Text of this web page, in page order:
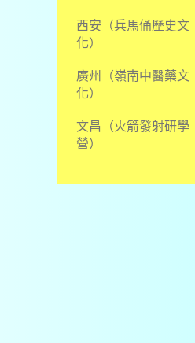
西安（兵馬俑歷史文
化）
廣州（嶺南中醫藥文
化）
文昌（火箭發射研學
營）